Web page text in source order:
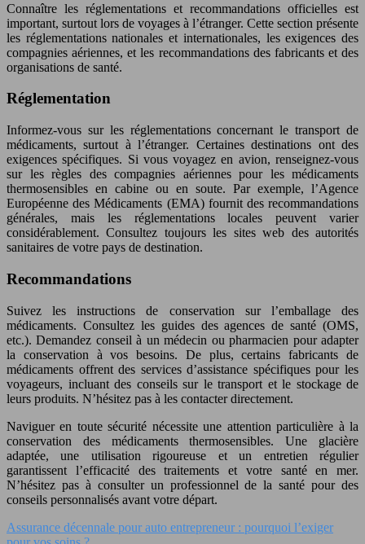
Connaître les réglementations et recommandations officielles est
important, surtout lors de voyages à l’étranger. Cette section présente
les réglementations nationales et internationales, les exigences des
compagnies aériennes, et les recommandations des fabricants et des
organisations de santé.
Réglementation
Informez-vous sur les réglementations concernant le transport de
médicaments, surtout à l’étranger. Certaines destinations ont des
exigences spécifiques. Si vous voyagez en avion, renseignez-vous
sur les règles des compagnies aériennes pour les médicaments
thermosensibles en cabine ou en soute. Par exemple, l’Agence
Européenne des Médicaments (EMA) fournit des recommandations
générales, mais les réglementations locales peuvent varier
considérablement. Consultez toujours les sites web des autorités
sanitaires de votre pays de destination.
Recommandations
Suivez les instructions de conservation sur l’emballage des
médicaments. Consultez les guides des agences de santé (OMS,
etc.). Demandez conseil à un médecin ou pharmacien pour adapter
la conservation à vos besoins. De plus, certains fabricants de
médicaments offrent des services d’assistance spécifiques pour les
voyageurs, incluant des conseils sur le transport et le stockage de
leurs produits. N’hésitez pas à les contacter directement.
Naviguer en toute sécurité nécessite une attention particulière à la
conservation des médicaments thermosensibles. Une glacière
adaptée, une utilisation rigoureuse et un entretien régulier
garantissent l’efficacité des traitements et votre santé en mer.
N’hésitez pas à consulter un professionnel de la santé pour des
conseils personnalisés avant votre départ.
Assurance décennale pour auto entrepreneur : pourquoi l’exiger